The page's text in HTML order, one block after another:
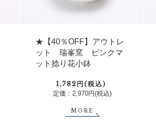
★【40％OFF】アウトレ
ット 瑞峯窯 ピンクマ
ット捻り花小鉢
1,782円(税込)
定価：2,970円(税込)
MORE